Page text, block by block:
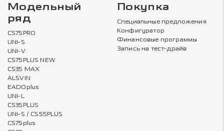
Модельный
ряд
CS75PRO
UNI-S
UNI-V
CS75PLUS NEW
CS35 MAX
ALSVIN
EADOplus
UNI-L
CS35PLUS
UNI-S / CS55PLUS
CS75plus
Покупка
Специальные предложения
Конфигуратор
Финансовые программы
Запись на тест-драйв